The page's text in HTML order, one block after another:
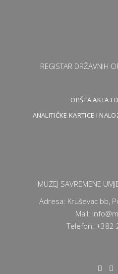
REGISTAR DRŽAVNIH
OPŠTA AKTA I
ANALITIČKE KARTICE I
MUZEJ SAVREMENE
Adresa: Kruševac bb,
Mail:
Telefon: +382